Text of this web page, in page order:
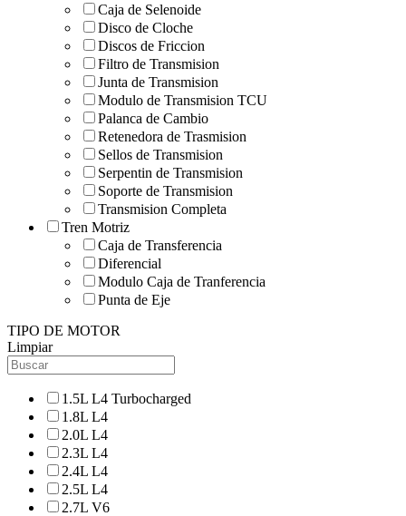
Caja de Selenoide
Disco de Cloche
Discos de Friccion
Filtro de Transmision
Junta de Transmision
Modulo de Transmision TCU
Palanca de Cambio
Retenedora de Trasmision
Sellos de Transmision
Serpentin de Transmision
Soporte de Transmision
Transmision Completa
Tren Motriz
Caja de Transferencia
Diferencial
Modulo Caja de Tranferencia
Punta de Eje
TIPO DE MOTOR
Limpiar
1.5L L4 Turbocharged
1.8L L4
2.0L L4
2.3L L4
2.4L L4
2.5L L4
2.7L V6